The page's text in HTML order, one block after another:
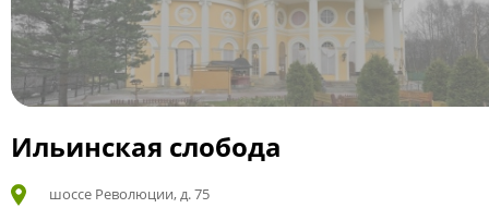
Ильинская слобода
шоссе Революции, д. 75